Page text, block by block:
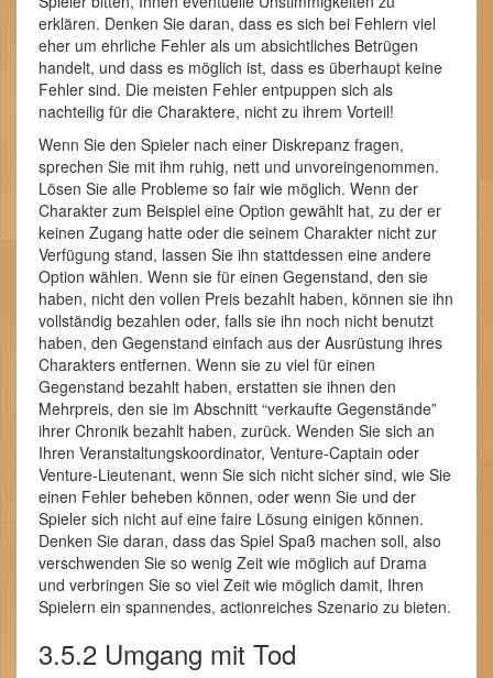
erklären. Denken Sie daran, dass es sich bei Fehlern viel
eher um ehrliche Fehler als um absichtliches Betrügen
handelt, und dass es möglich ist, dass es überhaupt keine
Fehler sind. Die meisten Fehler entpuppen sich als
nachteilig für die Charaktere, nicht zu ihrem Vorteil!
Wenn Sie den Spieler nach einer Diskrepanz fragen,
sprechen Sie mit ihm ruhig, nett und unvoreingenommen.
Lösen Sie alle Probleme so fair wie möglich. Wenn der
Charakter zum Beispiel eine Option gewählt hat, zu der er
keinen Zugang hatte oder die seinem Charakter nicht zur
Verfügung stand, lassen Sie ihn stattdessen eine andere
Option wählen. Wenn sie für einen Gegenstand, den sie
haben, nicht den vollen Preis bezahlt haben, können sie ihn
vollständig bezahlen oder, falls sie ihn noch nicht benutzt
haben, den Gegenstand einfach aus der Ausrüstung ihres
Charakters entfernen. Wenn sie zu viel für einen
Gegenstand bezahlt haben, erstatten sie ihnen den
Mehrpreis, den sie im Abschnitt “verkaufte Gegenstände”
ihrer Chronik bezahlt haben, zurück. Wenden Sie sich an
Ihren Veranstaltungskoordinator, Venture-Captain oder
Venture-Lieutenant, wenn Sie sich nicht sicher sind, wie Sie
einen Fehler beheben können, oder wenn Sie und der
Spieler sich nicht auf eine faire Lösung einigen können.
Denken Sie daran, dass das Spiel Spaß machen soll, also
verschwenden Sie so wenig Zeit wie möglich auf Drama
und verbringen Sie so viel Zeit wie möglich damit, Ihren
Spielern ein spannendes, actionreiches Szenario zu bieten.
3.5.2 Umgang mit Tod